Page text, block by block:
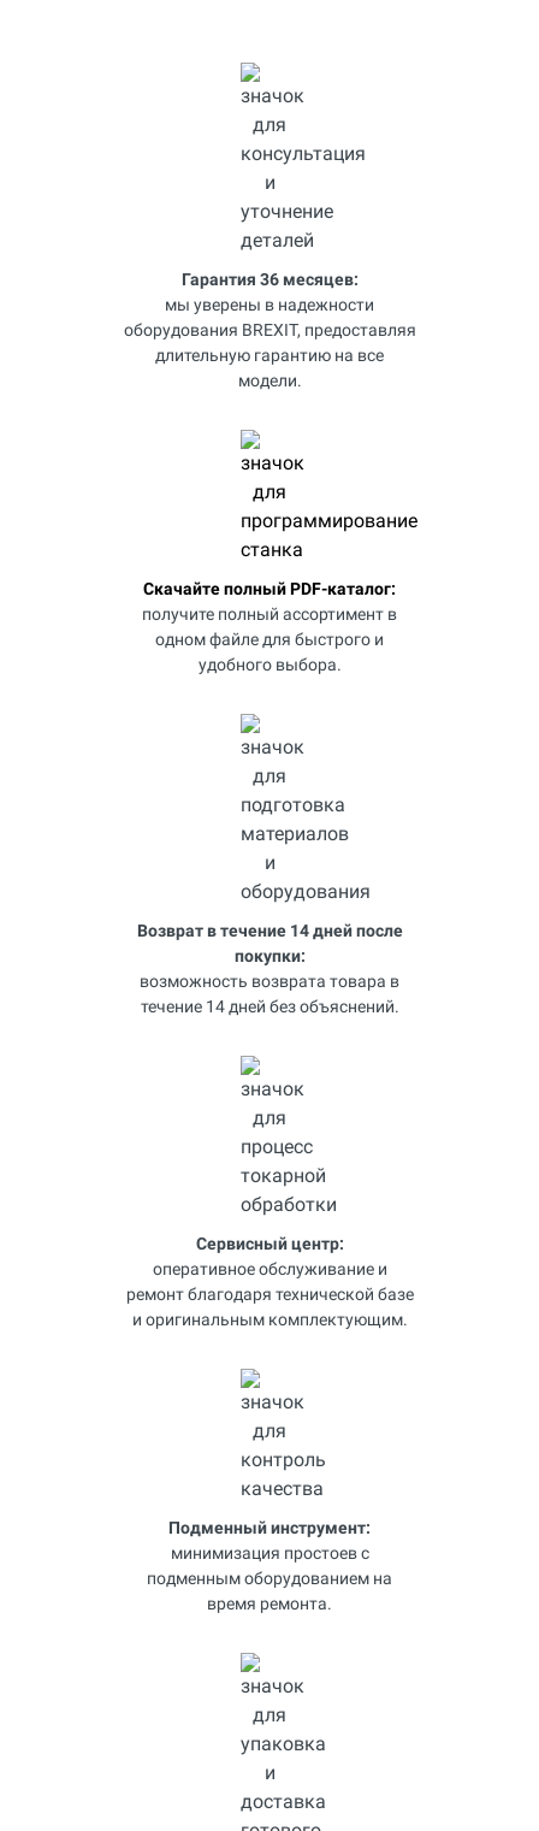
Гарантия 36 месяцев:
мы уверены в надежности
оборудования BREXIT, предоставляя
длительную гарантию на все
модели.
Скачайте полный PDF-каталог:
получите полный ассортимент в
одном файле для быстрого и
удобного выбора.
Возврат в течение 14 дней после
покупки:
возможность возврата товара в
течение 14 дней без объяснений.
Сервисный центр:
оперативное обслуживание и
ремонт благодаря технической базе
и оригинальным комплектующим.
Подменный инструмент:
минимизация простоев с
подменным оборудованием на
время ремонта.